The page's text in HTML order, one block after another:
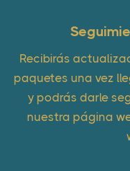
Recibirás
paquetes una vez
y podrás darle
nuestra página